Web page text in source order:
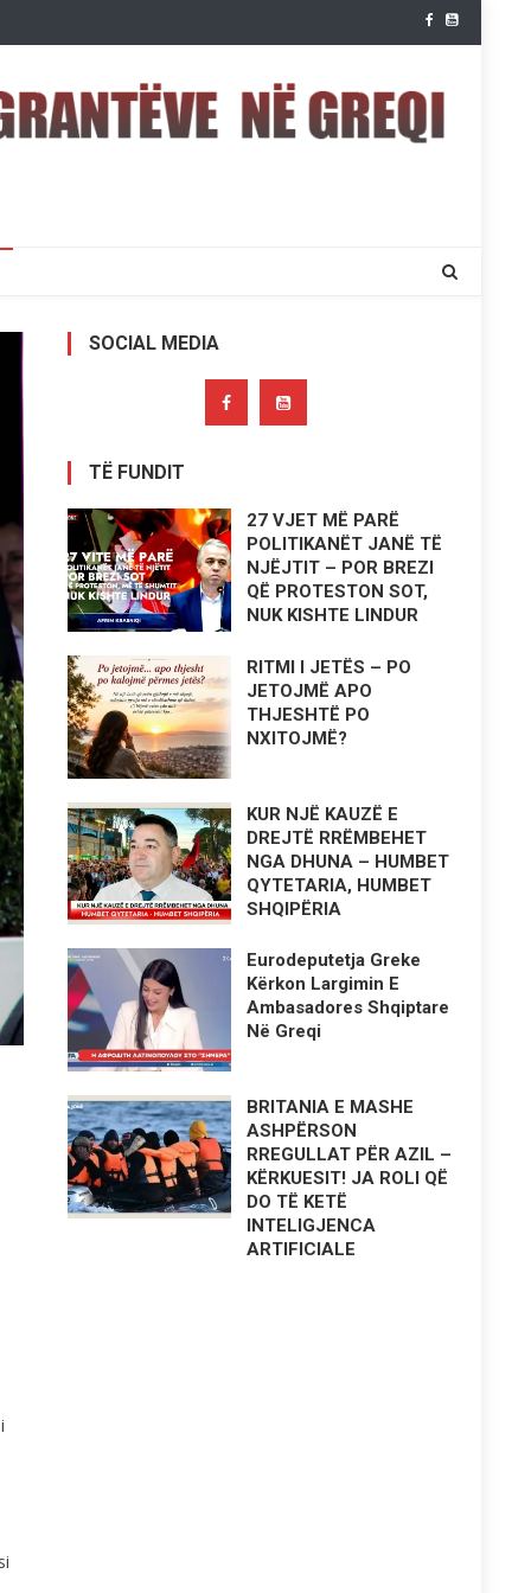
SOCIAL MEDIA
TË FUNDIT
27 VJET MË PARË
POLITIKANËT JANË TË
NJËJTIT – POR BREZI
QË PROTESTON SOT,
NUK KISHTE LINDUR
RITMI I JETËS – PO
JETOJMË APO
THJESHTË PO
NXITOJMË?
KUR NJË KAUZË E
DREJTË RRËMBEHET
NGA DHUNA – HUMBET
QYTETARIA, HUMBET
SHQIPËRIA
Eurodeputetja Greke
Kërkon Largimin E
Ambasadores Shqiptare
Në Greqi
BRITANIA E MASHE
ASHPËRSON
RREGULLAT PËR AZIL –
KËRKUESIT! JA ROLI QË
DO TË KETË
INTELIGJENCA
ARTIFICIALE